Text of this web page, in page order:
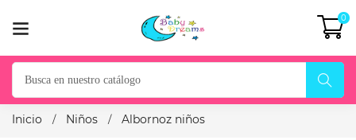
0
Inicio Niños Albornoz niños